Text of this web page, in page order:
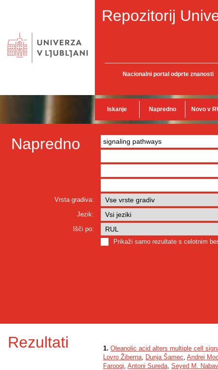
Repozitorij
Nacionalni portal odprte znanosti
Iskanje Napredno Novo v
Napredno
Vrsta gradiva:
Jezik:
Išči po:
Prikaži samo rezultate s celotnim
Rezultati 1. Oleanolic acid alters multiple cell
Lovro Žiberna, Dunja Šamec, Andrei
Farooqi, Antoni Sureda, Seyed M.